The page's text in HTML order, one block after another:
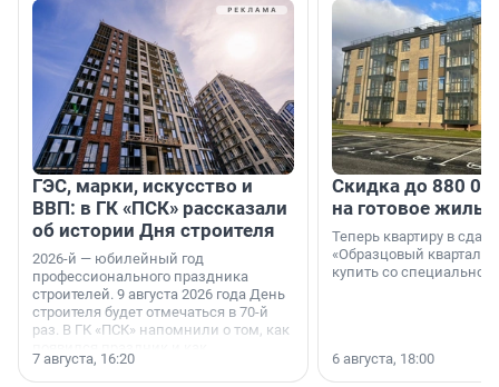
ГЭС, марки, искусство и
ВВП: в ГК «ПСК» рассказали
об истории Дня строителя
2026-й — юбилейный год
профессионального праздника
строителей. 9 августа 2026 года День
строителя будет отмечаться в 70-й
раз. В ГК «ПСК» напомнили о том, как
поменялась роль строительства.
7 августа, 16:20
Скидка до 880
на готовое
Теперь квартиру в
«Образцовый квартал
купить со специальной
6 августа, 18:00